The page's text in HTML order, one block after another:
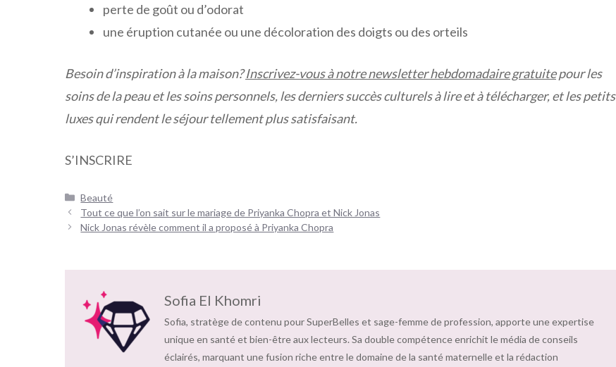
perte de goût ou d’odorat
une éruption cutanée ou une décoloration des doigts ou des orteils
Besoin d’inspiration à la maison?Inscrivez-vous à notre newsletter hebdomadaire gratuitepour les
soins de la peau et les soins personnels, les derniers succès culturels à lire et à télécharger, et les petits
luxes qui rendent le séjour tellement plus satisfaisant.
S’INSCRIRE
Catégories
Beauté
Navigation
des
Tout ce que l’on sait sur le mariage de Priyanka Chopra et Nick Jonas
Nick Jonas révèle comment il a proposé à Priyanka Chopra
Sofia El Khomri
Sofia, stratège de contenu pour SuperBelles et sage-femme de profession, apporte une expertise
unique en santé et bien-être aux lecteurs. Sa double compétence enrichit le média de conseils
éclairés, marquant une fusion riche entre le domaine de la santé maternelle et la rédaction